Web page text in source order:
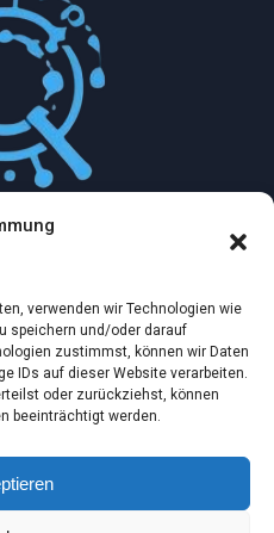
verwenden wir Technologien wie
speichern und/oder darauf
zustimmst, können wir Daten
IDs auf dieser Website verarbeiten.
oder zurückziehst, können
beeinträchtigt werden.
in der Welt der
am wilden Strand
entdecken: